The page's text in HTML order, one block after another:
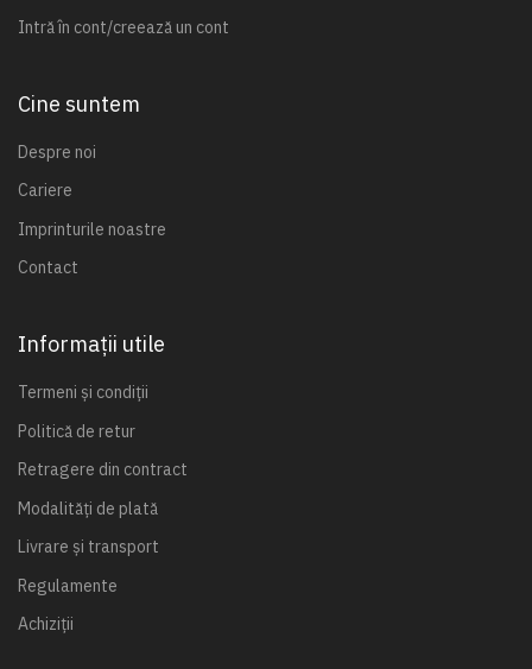
Intră în cont/creează un cont
Cine suntem
Despre noi
Cariere
Imprinturile noastre
Contact
Informații utile
Termeni și condiții
Politică de retur
Retragere din contract
Modalități de plată
Livrare și transport
Regulamente
Achiziții